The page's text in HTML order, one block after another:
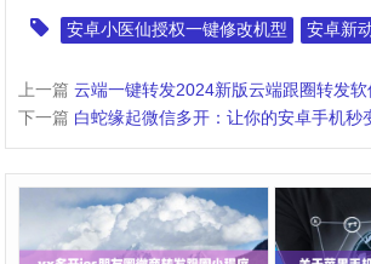
安卓小医仙授权一键修改机型 安卓新
上一篇云端一键转发2024新版云端跟圈转发软件一键转发(云端
下一篇 白蛇缘起微信多开：让你的安卓手机秒